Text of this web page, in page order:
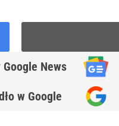
Google News
w Google